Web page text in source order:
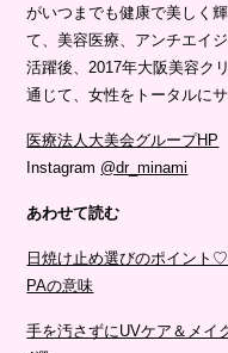
がいつまでも健康で美しく
て、美容医療、アンチエイ
活躍後、2017年大阪美容ク
通じて、女性をトータルに
医療法人大美会グループHP
Instagram @dr_minami
あわせて読む
日焼け止め選びのポイント
PAの意味
手を汚さずにUVケア＆メイ